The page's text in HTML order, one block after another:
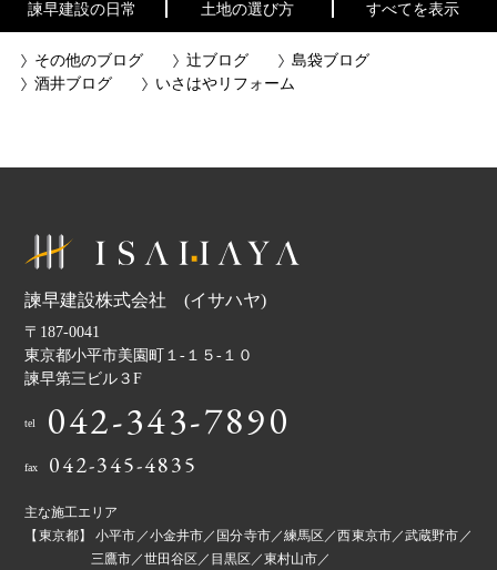
諫早建設の日常 土地の選び方 すべてを表示
その他のブログ 辻ブログ
島袋ブログ
酒井ブログ
いさはやリフォーム
諫早建設株式会社 (イサハヤ)
〒187-0041
東京都小平市美園町１-１５-１０
諫早第三ビル３F
tel 042-343-7890
fax 042-345-4835
主な施工エリア
【東京都】 小平市／小金井市／国分寺市／練馬区／西東京市／武蔵野市／
三鷹市／世田谷区／目黒区／東村山市／